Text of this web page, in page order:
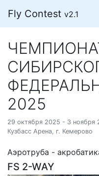
Fly Contest v2.1
2025
29 октября 2025 - 3 ноября
Кузбасс Арена, г. Кемерово
Аэротруба -
FS 2-WAY